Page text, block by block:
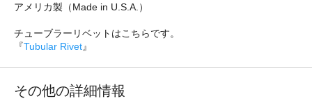
アメリカ製（Made in U.S.A.）
チューブラーリベットはこちらです。
『Tubular Rivet』
その他の詳細情報